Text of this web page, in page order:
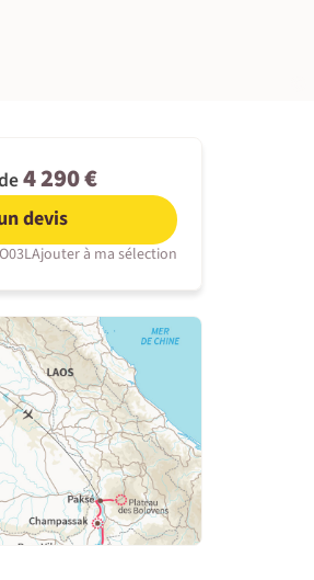
4 290 €
devis
Ajouter à ma sélection